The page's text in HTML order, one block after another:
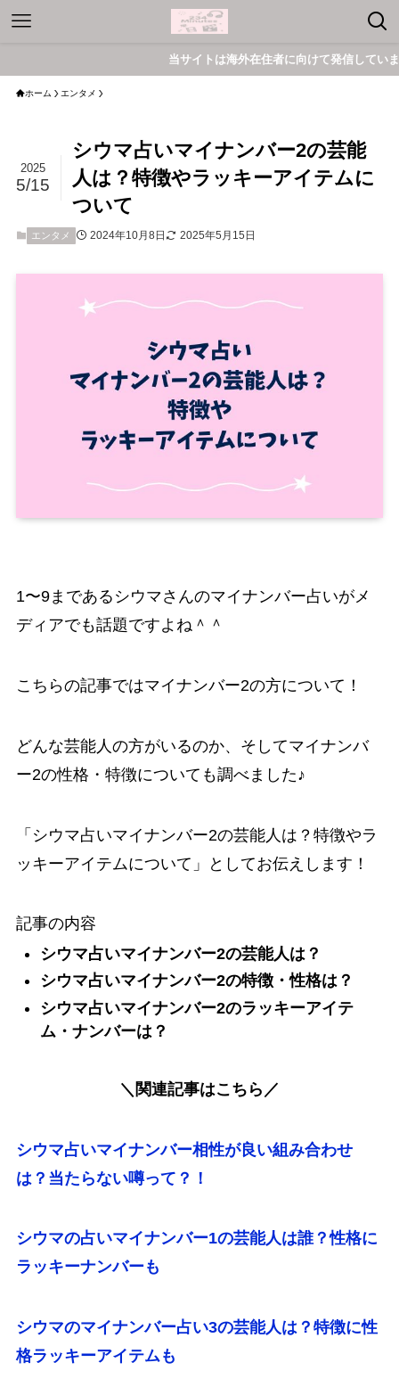
当サイトは海外在住者に向けて発信しています。
ホーム エンタメ
シウマ占いマイナンバー2の芸能
人は？特徴やラッキーアイテムに
ついて
2025
5/15
エンタメ 2024年10月8日 2025年5月15日
1〜9まであるシウマさんのマイナンバー占いがメ
ディアでも話題ですよね＾＾
こちらの記事ではマイナンバー2の方について！
どんな芸能人の方がいるのか、そしてマイナンバ
ー2の性格・特徴についても調べました♪
「 シウマ占いマイナンバー2の芸能人は？特徴やラ
ッキーアイテムについて 」としてお伝えします！
記事の内容
シウマ占いマイナンバー2の芸能人は？
シウマ占いマイナンバー2の特徴・性格は？
シウマ占いマイナンバー2のラッキーアイテ
ム・ナンバーは？
＼関連記事はこちら／
シウマ占いマイナンバー相性が良い組み合わせ
は？当たらない噂って？！
シウマの占いマイナンバー1の芸能人は誰？性格に
ラッキーナンバーも
シウマのマイナンバー占い3の芸能人は？特徴に性
格ラッキーアイテムも